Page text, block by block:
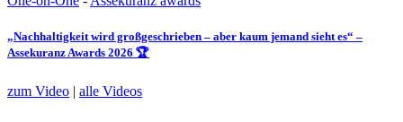
„Nachhaltigkeit wird großgeschrieben – aber kaum jemand sieht es“ –
Assekuranz Awards 2026 🏆
zum Video | alle Videos